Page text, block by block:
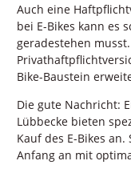
Auch eine
bei E-Bikes kann es
geradestehen
Bike-Baustein
Die gute Nachricht:
Lübbecke bieten
Kauf des E-Bikes
Anfang an mit